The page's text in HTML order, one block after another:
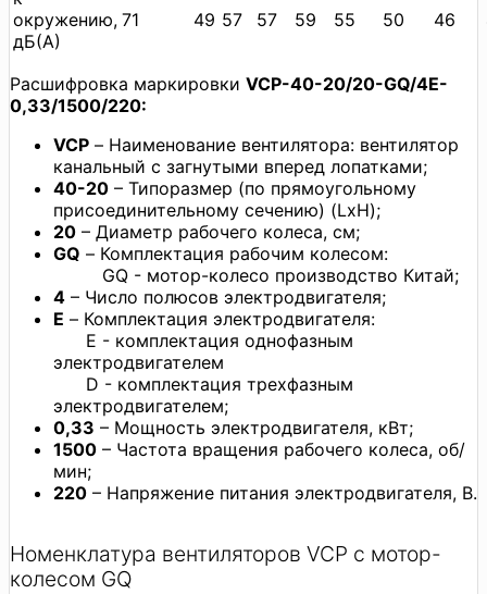
окружению,
дБ(А)
71 49 57 57 59 55 50 46
Расшифровка маркировки VCP-40-20/20-GQ/4E-
0,33/1500/220:
VCP – Наименование вентилятора: вентилятор
канальный с загнутыми вперед лопатками;
40-20 – Типоразмер (по прямоугольному
присоединительному сечению) (LxH);
20 – Диаметр рабочего колеса, см;
GQ – Комплектация рабочим колесом:
GQ - мотор-колесо производство Китай;
4 – Число полюсов электродвигателя;
E – Комплектация электродвигателя:
E - комплектация однофазным
электродвигателем
D - комплектация трехфазным
электродвигателем;
0,33 – Мощность электродвигателя, кВт;
1500 – Частота вращения рабочего колеса, об/
мин;
220 – Напряжение питания электродвигателя, В.
Номенклатура вентиляторов VCP с мотор-
колесом GQ